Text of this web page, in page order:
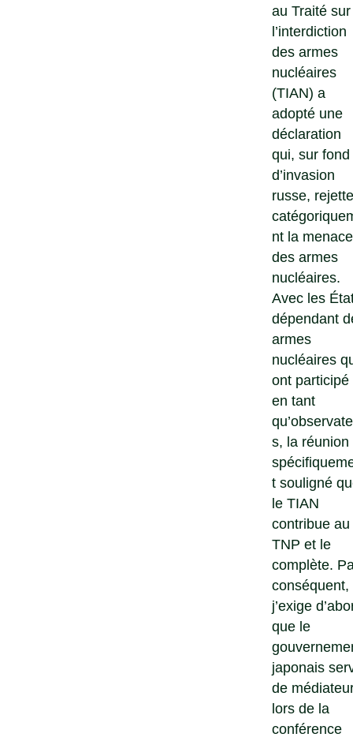
au Traité sur
l’interdiction
des armes
nucléaires
(TIAN) a
adopté une
déclaration
qui, sur fond
d’invasion
russe, rejette
nt la menace
des armes
nucléaires.
Avec les
dépendant
armes
nucléaires
ont participé
en tant
s, la réunion
t souligné
le TIAN
contribue au
TNP et le
complète.
conséquent,
j’exige
que le
japonais
de
lors de la
conférence